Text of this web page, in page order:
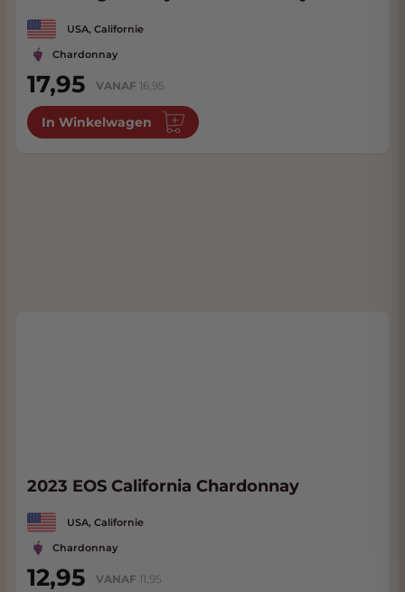
USA, Californie
Chardonnay
17,95 VANAF 16,95
In Winkelwagen
2023 EOS California Chardonnay
USA, Californie
Chardonnay
12,95 VANAF 11,95